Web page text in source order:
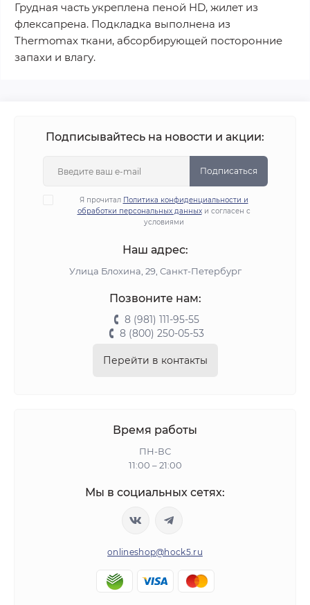
Грудная часть укреплена пеной HD, жилет из
флексапрена. Подкладка выполнена из
Thermomaх ткани, абсорбирующей посторонние
запахи и влагу.
Подписывайтесь на новости и акции:
Подписаться
Я прочитал Политика конфиденциальности и
обработки персональных данныхи согласен с
условиями
Наш адрес:
Улица Блохина, 29, Санкт-Петербург
Позвоните нам:
8 (981) 111-95-55
8 (800) 250-05-53
Перейти в контакты
Время работы
ПН-ВС
11:00 – 21:00
Мы в социальных сетях:
onlineshop@hock5.ru